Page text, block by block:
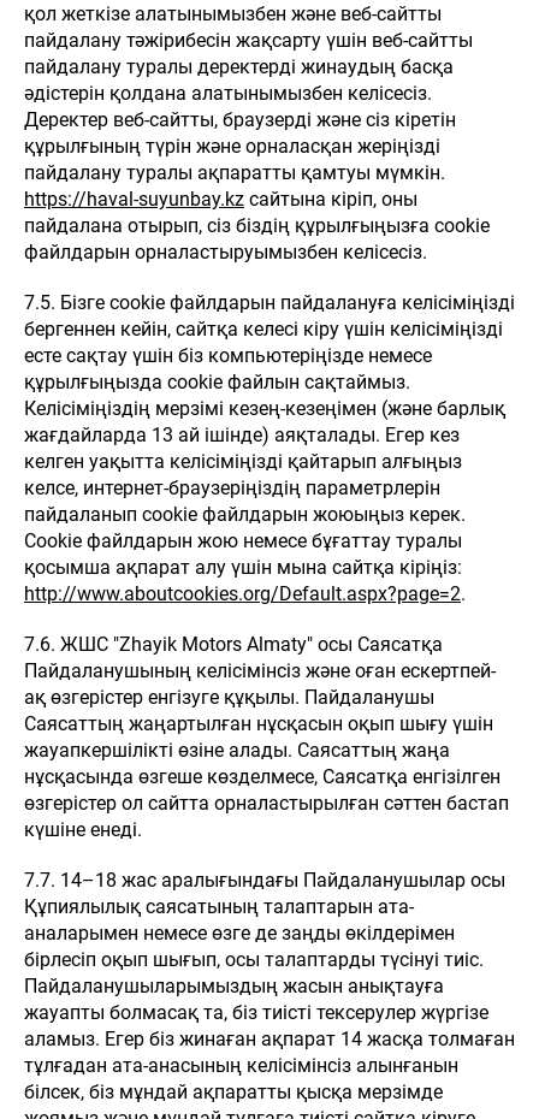
қол жеткізе алатынымызбен және веб-сайтты
пайдалану тәжірибесін жақсарту үшін веб-сайтты
пайдалану туралы деректерді жинаудың басқа
әдістерін қолдана алатынымызбен келісесіз.
Деректер веб-сайтты, браузерді және сіз кіретін
құрылғының түрін және орналасқан жеріңізді
пайдалану туралы ақпаратты қамтуы мүмкін.
https://haval-suyunbay.kz сайтына кіріп, оны
пайдалана отырып, сіз біздің құрылғыңызға cookie
файлдарын орналастыруымызбен келісесіз.
7.5. Бізге cookie файлдарын пайдалануға келісіміңізді
бергеннен кейін, сайтқа келесі кіру үшін келісіміңізді
есте сақтау үшін біз компьютеріңізде немесе
құрылғыңызда cookie файлын сақтаймыз.
Келісіміңіздің мерзімі кезең-кезеңімен (және барлық
жағдайларда 13 ай ішінде) аяқталады. Егер кез
келген уақытта келісіміңізді қайтарып алғыңыз
келсе, интернет-браузеріңіздің параметрлерін
пайдаланып cookie файлдарын жоюыңыз керек.
Cookie файлдарын жою немесе бұғаттау туралы
қосымша ақпарат алу үшін мына сайтқа кіріңіз:
http://www.aboutcookies.org/Default.aspx?page=2.
7.6. ЖШС "Zhayik Motors Almaty" осы Саясатқа
Пайдаланушының келісімінсіз және оған ескертпей-
ақ өзгерістер енгізуге құқылы. Пайдаланушы
Саясаттың жаңартылған нұсқасын оқып шығу үшін
жауапкершілікті өзіне алады. Саясаттың жаңа
нұсқасында өзгеше көзделмесе, Саясатқа енгізілген
өзгерістер ол сайтта орналастырылған сәттен бастап
күшіне енеді.
7.7. 14–18 жас аралығындағы Пайдаланушылар осы
Құпиялылық саясатының талаптарын ата-
аналарымен немесе өзге де заңды өкілдерімен
бірлесіп оқып шығып, осы талаптарды түсінуі тиіс.
Пайдаланушыларымыздың жасын анықтауға
жауапты болмасақ та, біз тиісті тексерулер жүргізе
аламыз. Егер біз жинаған ақпарат 14 жасқа толмаған
тұлғадан ата-анасының келісімінсіз алынғанын
білсек, біз мұндай ақпаратты қысқа мерзімде